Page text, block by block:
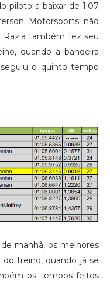
piloto a baixar de 1:07
Motorsports não
também fez seu
quando a bandeira
o quinto tempo
manhã, os melhores
treino, quando já se
os tempos feitos